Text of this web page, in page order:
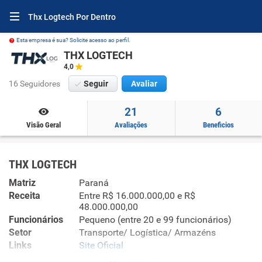
Thx Logtech Por Dentro
Esta empresa é sua? Solicite acesso ao perfil.
THX LOGTECH
4,0
16 Seguidores Seguir Avaliar
Visão Geral
21
Avaliações
6
Beneficios
THX LOGTECH
Matriz
Paraná
Receita
Entre R$ 16.000.000,00 e R$
48.000.000,00
Funcionários
Pequeno (entre 20 e 99 funcionários)
Setor
Transporte/ Logística/ Armazéns
Links
Site Oficial